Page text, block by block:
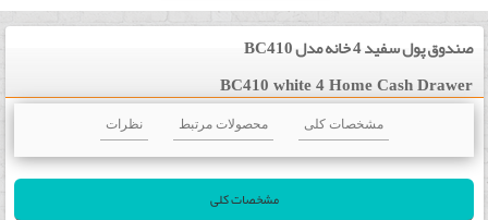
صندوق پول سفید 4 خانه مدل BC410
BC410 white 4 Home Cash Drawer
مشخصات کلی محصولات مرتبط نظرات
مشخصات کلی